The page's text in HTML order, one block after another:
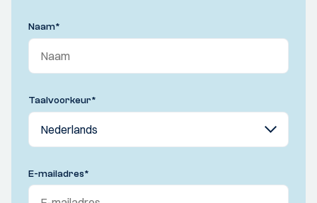
Naam*
Taalvoorkeur*
E-mailadres*